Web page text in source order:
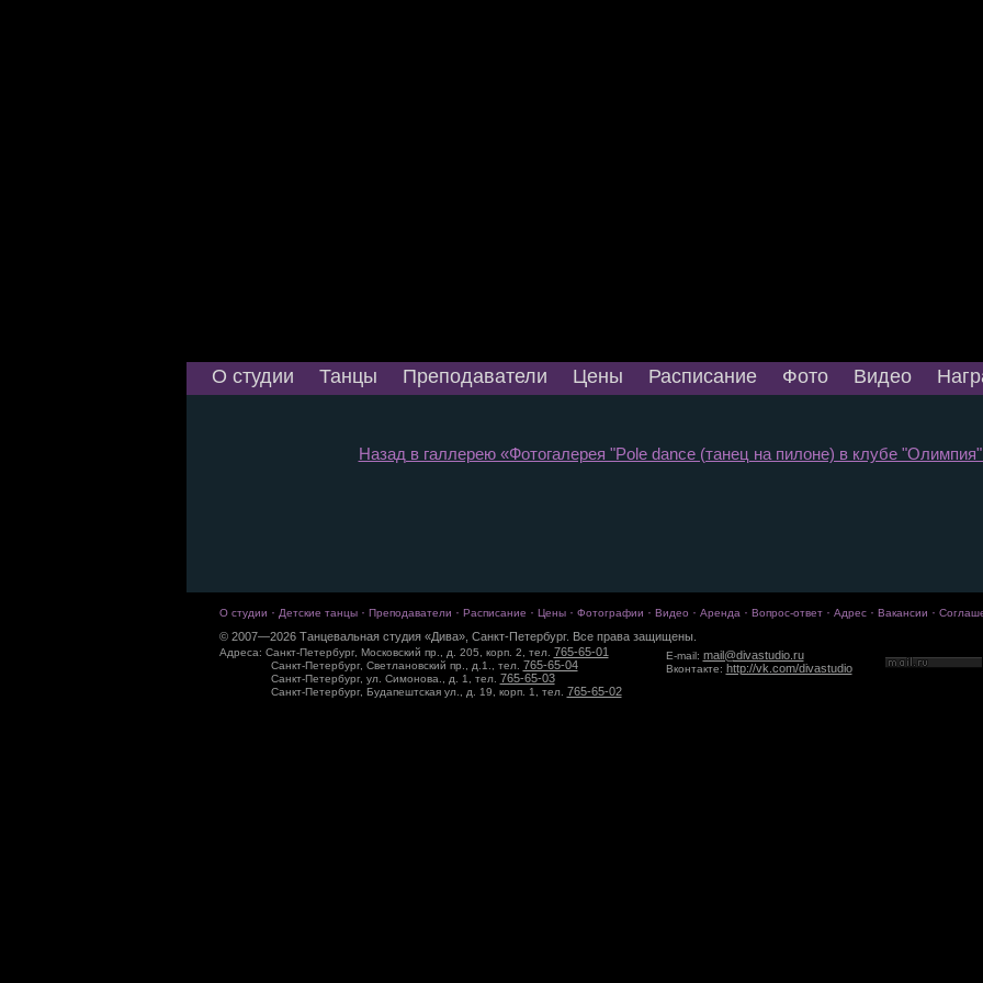
О студии Танцы Преподаватели Цены Расписание Фото Видео
Назад в галлерею «Фотогалерея "Pole dance (танец на пилоне) в клубе "Олимпия"
О студии · Детские танцы· Преподаватели · Расписание · Цены· Фотографии · Видео · Аренда· Вопрос-ответ· Адрес· Вакансии ·
© 2007—2026 Танцевальная студия «Дива», Санкт-Петербург. Все права защищены.
Адреса: Санкт-Петербург, Московский пр., д. 205, корп. 2, тел. 765-65-01
Санкт-Петербург, Светлановский пр., д.1., тел. 765-65-04
Санкт-Петербург, ул. Симонова., д. 1, тел. 765-65-03
Санкт-Петербург, Будапештская ул., д. 19, корп. 1, тел. 765-65-02
E-mail: mail@divastudio.ru
Вконтакте: http://vk.com/divastudio